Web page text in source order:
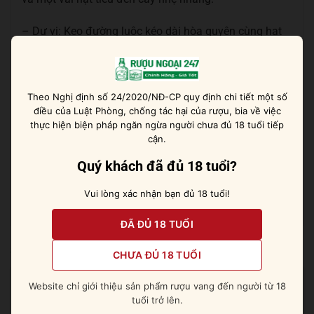
– Dư vị: Kẹo đường luộc kéo dài hòa quyện cùng hạt
Gợi ý thưởng thức rượu
Chất lỏng đặc biệt mịn màng trôi tuột qua cổ họng
làm người dùng lâng lâng. Hãy uống nguyên chất để
cảm nhận sự mềm mại êm ái như kem. Thêm đá lạnh
hoặc ướp lạnh rượu trước khi uống để có thêm sự
sảng khoái. Pha chế cocktail trên cả tuyệt vời.
Theo Nghị định số 24/2020/NĐ-CP quy định chi tiết một số
điều của Luật Phòng, chống tác hại của rượu, bia về việc
thực hiện biện pháp ngăn ngừa người chưa đủ 18 tuổi tiếp
cận.
Quý khách đã đủ 18 tuổi?
Vui lòng xác nhận bạn đủ 18 tuổi!
ĐÃ ĐỦ 18 TUỔI
CHƯA ĐỦ 18 TUỔI
Website chỉ giới thiệu sản phẩm rượu vang đến người từ 18
tuổi trở lên.